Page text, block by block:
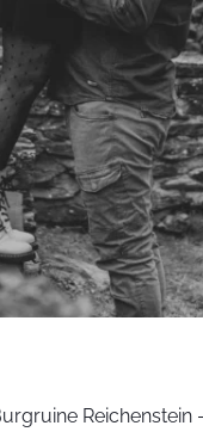
Reichenstein: Kleine Herzensempfehlung
Reichenstein